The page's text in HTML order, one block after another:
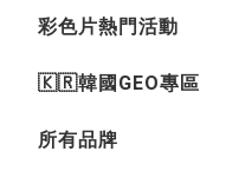
彩色片熱門活動
🇰🇷韓國GEO專區
所有品牌